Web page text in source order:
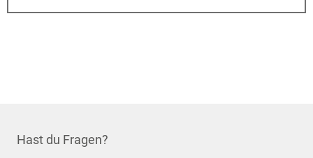
Hast du Fragen?